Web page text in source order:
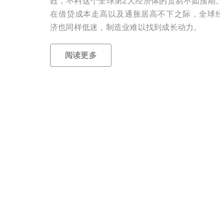
在借贷成本走高以及通胀居高不下之际，全球
济也同样低迷，制造业难以找到成长动力。
阅读更多